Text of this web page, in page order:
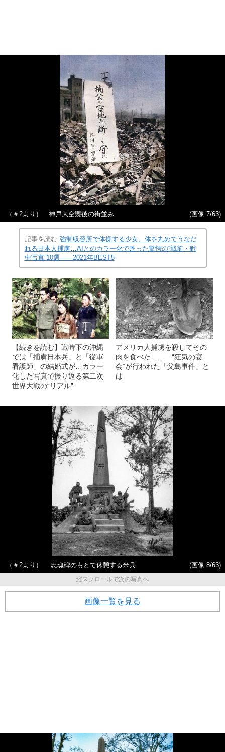
（＃2より） 神戸大空襲後の街並み (画像 7/63)
記事を読む 強制収容所で体操する少女、体を丸めてうなだ
れる日本人捕虜…AIとのカラー化で甦った驚愕の“戦前・戦
中写真”10選――2021年BEST5
【続きを読む】戦時下の沖縄
では「捕虜日本兵」と「従軍
看護師」の結婚式が…カラー
化した写真で振り返る第二次
世界大戦の“リアル”
アメリカ人捕虜を殺してその
肉を食べた…… “狂気の宴
会”が行われた「父島事件」と
は
（＃2より） 忠魂碑のもとで休憩する米兵
(画像 8/63)
縦スクロールで次の写真へ
画像一覧を見る